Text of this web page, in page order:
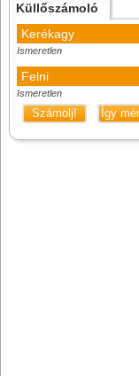
Küllőszámoló
Kerékagy
Ismeretlen
Felni
Ismeretlen
Számolj! Így